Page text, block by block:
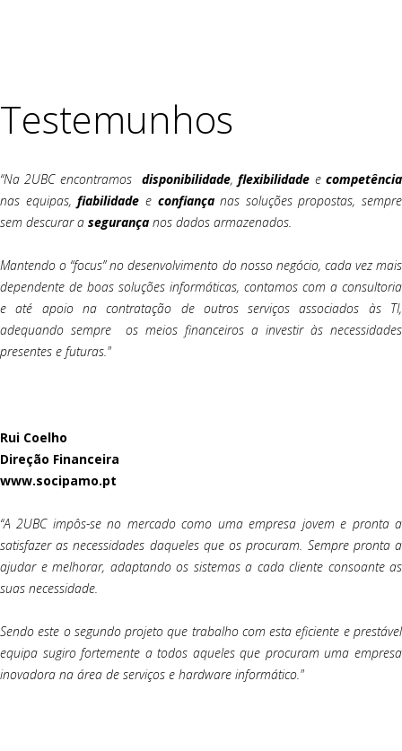
Testemunhos
“Na 2UBC encontramos disponibilidade,flexibilidade ecompetência
nas equipas,fiabilidade e confiançanas soluções propostas, sempre
sem descurar a segurança nos dados armazenados.
Mantendo o “focus” no desenvolvimento do nosso negócio, cada vez mais
dependente de boas soluções informáticas, contamos com a consultoria
e até apoio na contratação de outros serviços associados às TI,
adequando sempre os meios financeiros a investir às necessidades
presentes e futuras."
Rui Coelho
Direção Financeira
www.socipamo.pt
“A 2UBC impôs-se no mercado como uma empresa jovem e pronta a
satisfazer as necessidades daqueles que os procuram. Sempre pronta a
ajudar e melhorar, adaptando os sistemas a cada cliente consoante as
suas necessidade.
Sendo este o segundo projeto que trabalho com esta eficiente e prestável
equipa sugiro fortemente a todos aqueles que procuram uma empresa
inovadora na área de serviços e hardware informático."